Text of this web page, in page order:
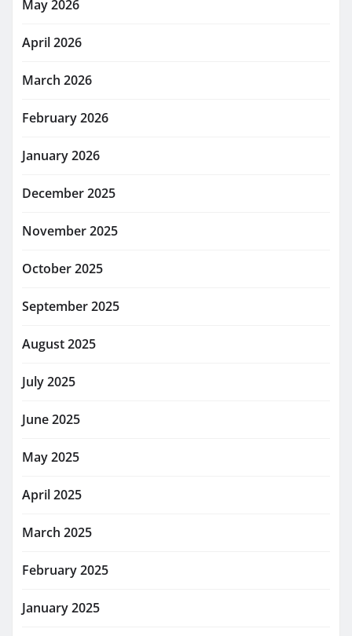
May 2026
April 2026
March 2026
February 2026
January 2026
December 2025
November 2025
October 2025
September 2025
August 2025
July 2025
June 2025
May 2025
April 2025
March 2025
February 2025
January 2025